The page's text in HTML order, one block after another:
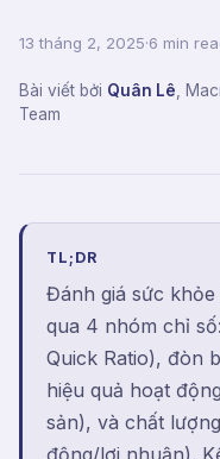
13 tháng 2, 2025·6 min
Bài viết bởi Quân Lê
Team
TL;DR
Đánh giá sức
qua 4 nhóm chỉ
Quick Ratio), đòn
hiệu quả hoạt
sản), và chất
động/lợi nhuận).